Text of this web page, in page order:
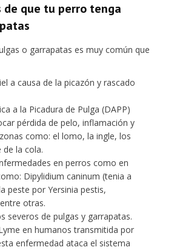
de que tu perro tenga
o garrapatas es muy común que
a causa de la picazón y rascado
a la Picadura de Pulga (DAPP)
pérdida de pelo, inflamación y
como: el lomo, la ingle, los
de la cola.
en perros como en
Dipylidium caninum (tenia a
peste por Yersinia pestis,
otras.
severos de pulgas y garrapatas.
en humanos transmitida por
enfermedad ataca el sistema